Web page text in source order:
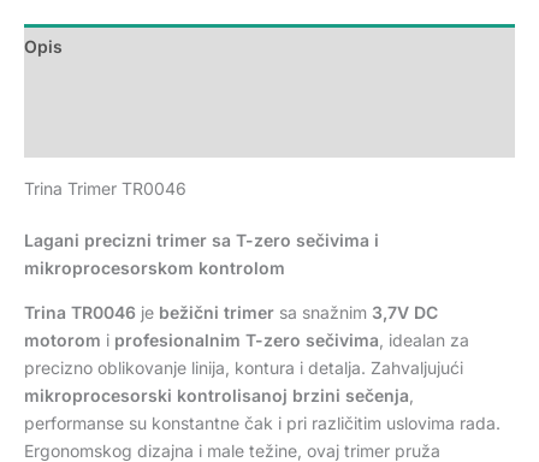
Opis
Trina Trimer TR0046
Lagani precizni trimer sa T-zero sečivima i
mikroprocesorskom kontrolom
Trina TR0046 je bežični trimer sa snažnim 3,7V DC
motorom i profesionalnim T-zero sečivima , idealan za
precizno oblikovanje linija, kontura i detalja. Zahvaljujući
mikroprocesorski kontrolisanoj brzini sečenja
performanse su konstantne čak i pri različitim uslovima rada.
Ergonomskog dizajna i male težine, ovaj trimer pruža